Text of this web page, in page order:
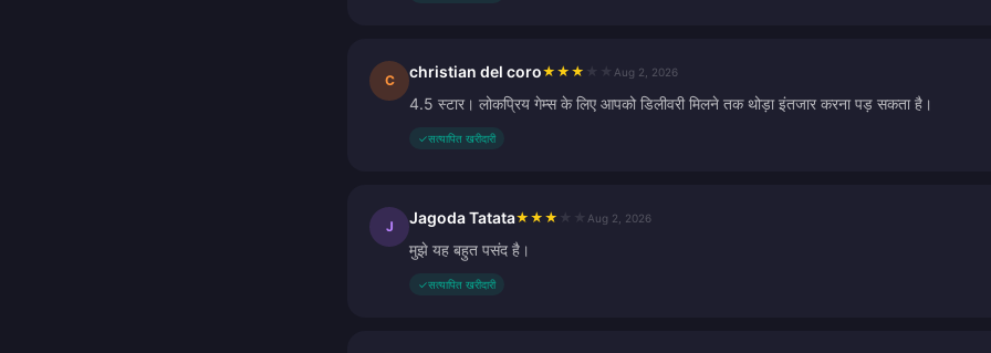
C christian del coro★ ★ ★ Aug 2, 2026
4.5 स्टार। लोकप्रिय गेम्स के लिए आपको डिलीवरी मिलने तक थोड़ा इंतजार करना पड़ सकता है।
✓सत्यापित खरीदारी
J Jagoda Tatata★ ★ ★ Aug 2, 2026
मुझे यह बहुत पसंद है।
✓सत्यापित खरीदारी